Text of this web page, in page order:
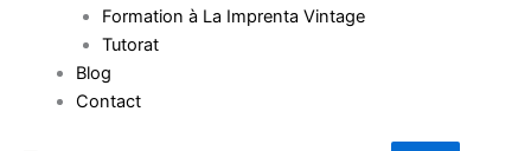
Formation à La Imprenta Vintage
Tutorat
Blog
Contact